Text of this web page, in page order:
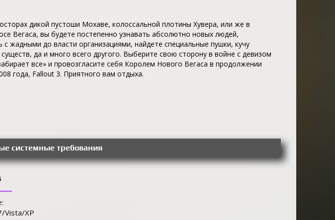
дикой пустоши Мохаве, колоссальной плотины Хувера, или же в
Вегаса, вы будете постепенно узнавать абсолютно новых людей,
с жадными до власти организациями, найдете специальные пушки, кучу
да и много всего другого. Выберите свою сторону в войне с девизом
все» и провозгласите себя Королем Нового Вегаса в продолжении
года, Fallout 3. Приятного вам отдыха.
системные требования
Vista/XP